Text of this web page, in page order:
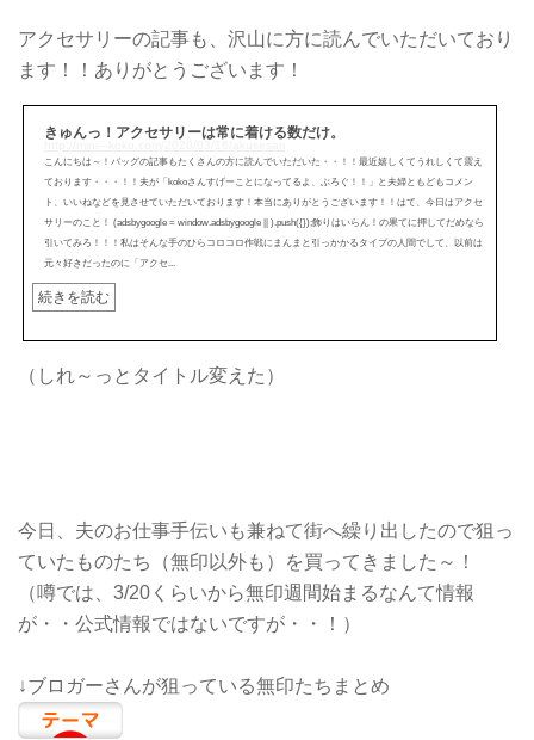
アクセサリーの記事も、沢山に方に読んでいただいており
ます！！ありがとうございます！
きゅんっ！アクセサリーは常に着ける数だけ。
こんにちは～！バッグの記事もたくさんの方に読んでいただいた・・！！最近嬉しくてうれしくて震え
ております・・・！！夫が「kokoさんすげーことになってるよ、ぶろぐ！！」と夫婦ともどもコメン
ト、いいねなどを見させていただいております！本当にありがとうございます！！はて、今日はアクセ
サリーのこと！ (adsbygoogle = window.adsbygoogle || ).push({});飾りはいらん！の果てに押してだめなら
引いてみろ！！！私はそんな手のひらコロコロ作戦にまんまと引っかかるタイプの人間でして、以前は
元々好きだったのに「アクセ...
続きを読む
（しれ～っとタイトル変えた）
今日、夫のお仕事手伝いも兼ねて街へ繰り出したので狙っ
ていたものたち（無印以外も）を買ってきました～！
（噂では、3/20くらいから無印週間始まるなんて情報
が・・公式情報ではないですが・・！）
↓ブロガーさんが狙っている無印たちまとめ